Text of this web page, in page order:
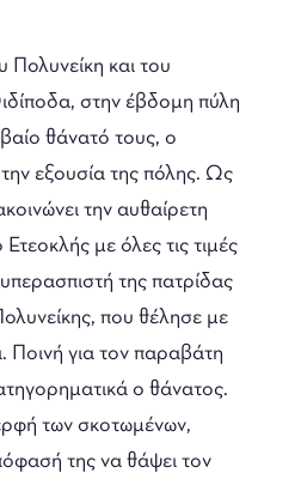
και του
στην έβδομη πύλη
θάνατό τους, ο
εξουσία της πόλης. Ως
την αυθαίρετη
με όλες τις τιμές
της πατρίδας
που θέλησε με
Ποινή για τον παραβάτη
ο θάνατος.
των σκοτωμένων,
της να θάψει τον